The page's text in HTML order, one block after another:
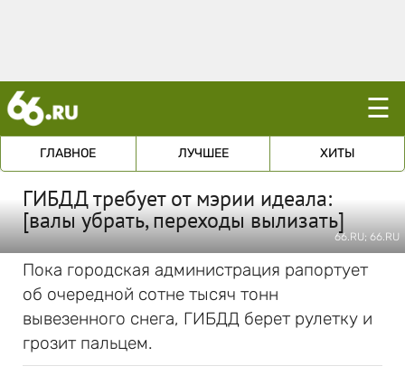
☰
ГЛАВНОЕ ЛУЧШЕЕ ХИТЫ
ГИБДД требует от мэрии идеала:
[валы убрать, переходы вылизать]
66.RU; 66.RU
Пока городская администрация рапортует
об очередной сотне тысяч тонн
вывезенного снега, ГИБДД берет рулетку и
грозит пальцем.